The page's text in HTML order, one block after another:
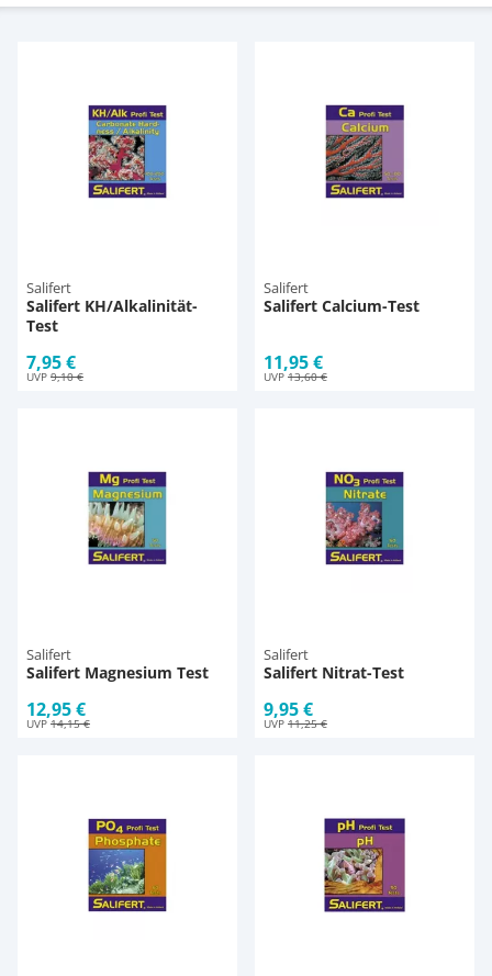
Salifert
Salifert KH/Alkalinität-
Test
7,95 €
UVP 9,10 €
Salifert
Salifert Calcium-Test
11,95 €
UVP 13,60 €
Salifert
Salifert Magnesium Test
12,95 €
UVP 14,15 €
Salifert
Salifert Nitrat-Test
9,95 €
UVP 11,25 €
Zubehör
Aqua Illumination
Alle Marken »
Fischfutter Test
D & D Aquarien